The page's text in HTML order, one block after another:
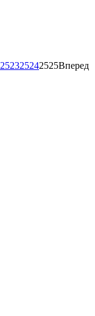
252325242525Вперед